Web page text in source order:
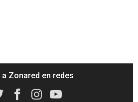
a Zonared en redes